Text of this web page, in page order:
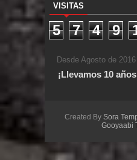
VISITAS
5 7 4 9
Desde Agosto de
¡Llevamos 10
Created By Sora
Gooyaabi